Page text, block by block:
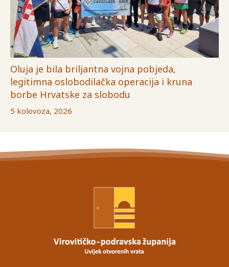
Oluja je bila briljantna vojna pobjeda,
legitimna oslobodilačka operacija i kruna
borbe Hrvatske za slobodu
5 kolovoza, 2026